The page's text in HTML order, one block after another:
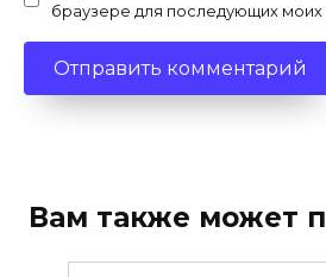
браузере для последующих моих
Вам также может